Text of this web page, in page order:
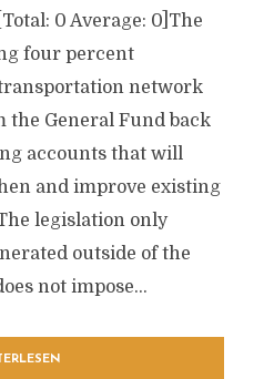
0 Average: 0]The
four percent
network
the General Fund back
accounts that will
and improve existing
legislation only
outside of the
not impose...